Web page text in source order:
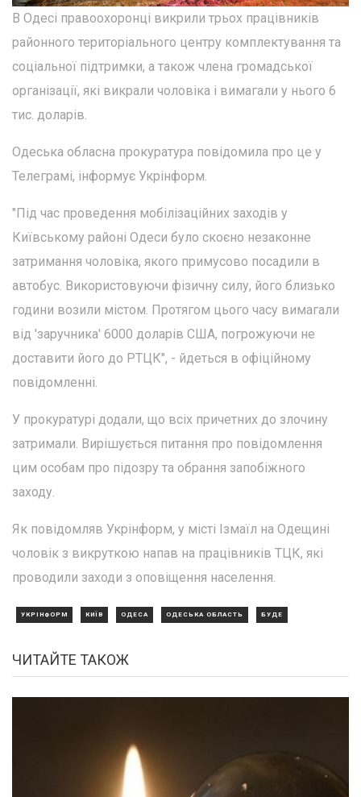
В Одесі правоохоронці викрили трьох працівників
районного територіального центру комплектування та
соціальної підтримки, а також члена громадської
організації, які викрали чоловіка і вимагали у нього 6
тис. доларів.
Одеська обласна прокуратура повідомила про це у
Телеграмі, інформує Укрінформ.
"Під час проведення мобілізаційних заходів у
Київському районі Одеси було скоєно незаконне
затримання чоловіка, якого примусово посадили в
автобус. Використовуючи фізичну силу, його близько
години возили містом. Протягом цього часу вимагали
від 'заручника' 6000 доларів США, погрожуючи не
доставити його до РТЦК", - йдеться в офіційному
повідомленні.
У прокуратурі додали, що всіх причетних до злочину
затримали. Вирішується питання про повідомлення
цим особам про підозру та обрання запобіжного
заходу.
Як повідомляв Укрінформ, у місті Ізмаїл на Одещині
чоловік з викруткою напав на працівників ТЦК, які
проводили заходи з оповіщення населення.
УКРІНФОРМ КИЇВ ОДЕСА ОДЕСЬКА ОБЛАСТЬ БУДЕ
ЧИТАЙТЕ ТАКОЖ